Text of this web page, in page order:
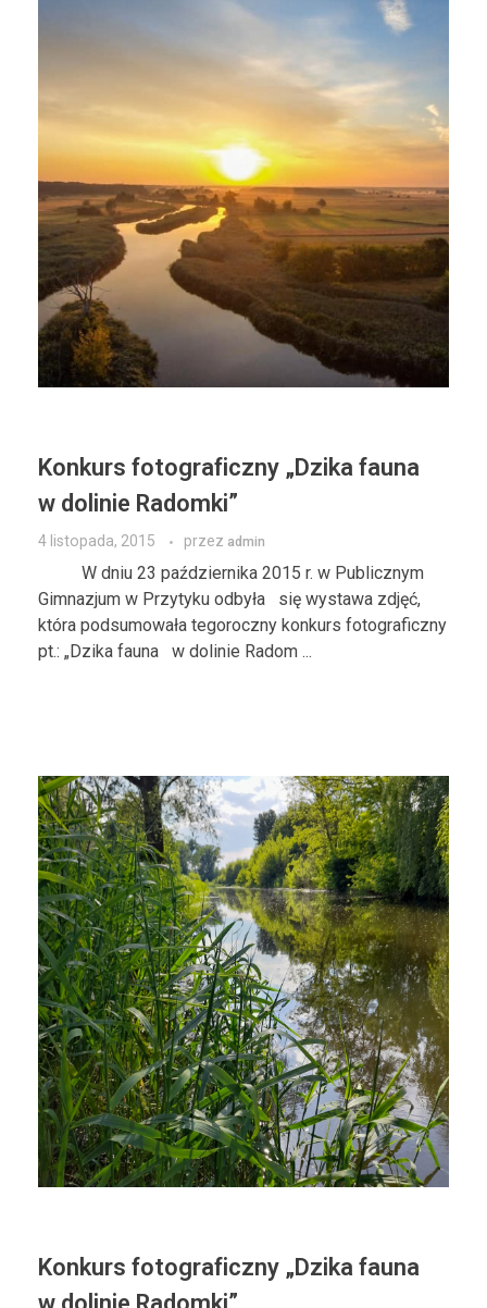
Konkurs fotograficzny „Dzika fauna
w dolinie Radomki”
4 listopada, 2015 przez admin
W dniu 23 października 2015 r. w Publicznym
Gimnazjum w Przytyku odbyła się wystawa zdjęć,
która podsumowała tegoroczny konkurs fotograficzny
pt.: „Dzika fauna w dolinie Radom ...
Konkurs fotograficzny „Dzika fauna